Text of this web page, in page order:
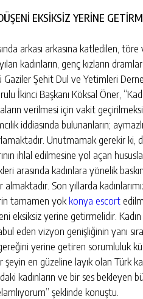
EKSİKSİZ YERİNE
arkası arkasına katledilen,
kadınların, genç kızların
Şehit Dul ve Yetimleri
İkinci Başkanı Köksal Öner,
verilmesi için vakit
iddiasında bulunanların;
Unutmamak gerekir ki,
ihlal edilmesine yol açan
arasında kadınlara yönelik
almaktadır. Son yıllarda
tamamen yokkonya escort
eksiksiz yerine getirmelidir.
eden vizyon genişliğinin yanı
yerine getiren sorumluluk
en güzeline layık olan Türk
kadınların ve bir ses bekleyen
şeklinde konuştu.